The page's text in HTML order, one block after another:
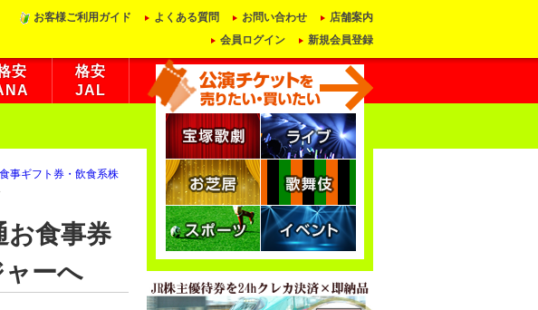
お客様ご利用ガイド よくある質問 お問い合わせ
店舗案内
会員ログイン
新規会員登録
安
格安
JAL
事ギフト券・飲食系株
お食事券
ーへ